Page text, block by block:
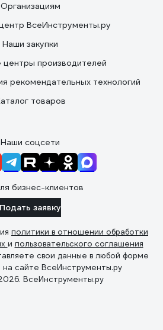
Организациям
ВсеИнструменты.ру
Наши закупки
производителей
рекомендательных технологий
товаров
Наши соцсети
бизнес-клиентов
Подать заявку
политики в отношении обработки
и пользовательского соглашения
свои данные в любой форме
на сайте ВсеИнструменты.ру
ВсеИнструменты.ру